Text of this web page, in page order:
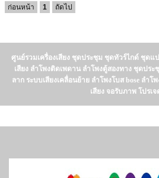
ก่อนหน้า 1 ถัดไป
ศูนย์รวมเครื่องเสียง ชุดประชุม ชุดทัวร์ไกด์ ชุดแ
เสียง ลำโพงติดเพดาน ลำโพงตู้สองทาง ชุดประ
ลาก ระบบเสียงเคลื่อนย้าย ลำโพงโบส bose ลำ
เสียง จอรับภาพ โปรเจ